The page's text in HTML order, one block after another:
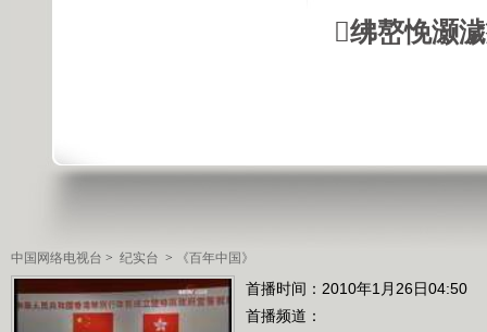
绋嶅悗灏
中国网络电视台 > 纪实台 > 《百年中国》
首播时间：2010年1月26日04:50
首播频道：